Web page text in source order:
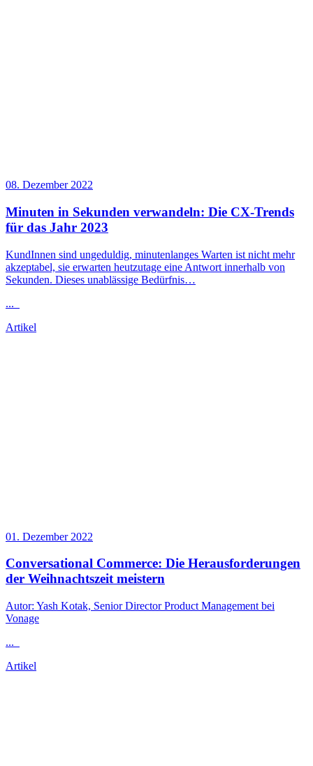
08. Dezember 2022
Minuten in Sekunden verwandeln: Die CX-Trends
für das Jahr 2023
KundInnen sind ungeduldig, minutenlanges Warten ist nicht mehr
akzeptabel, sie erwarten heutzutage eine Antwort innerhalb von
Sekunden. Dieses unablässige Bedürfnis…
...
Artikel
01. Dezember 2022
Conversational Commerce: Die Herausforderungen
der Weihnachtszeit meistern
Autor: Yash Kotak, Senior Director Product Management bei
Vonage
...
Artikel